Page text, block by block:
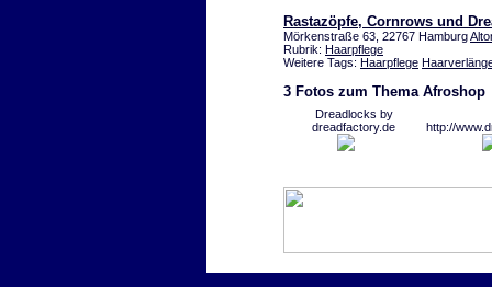
Rastazöpfe, Cornrows und
Mörkenstraße 63, 22767 Hamburg
Rubrik: Haarpflege
Weitere Tags: Haarpflege
3 Fotos zum Thema Afroshop
Dreadlocks by
dreadfactory.de
http://